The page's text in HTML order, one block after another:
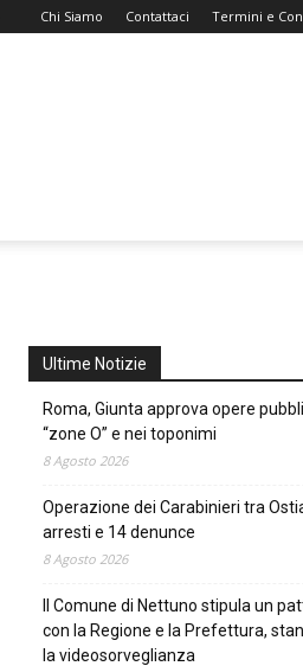
Chi Siamo Contattaci Termini e
Ultime Notizie
Roma, Giunta approva opere
“zone O” e nei toponimi
8 Agosto 2026
Operazione dei Carabinieri tra
arresti e 14 denunce
8 Agosto 2026
Il Comune di Nettuno stipula un
con la Regione e la Prefettura,
la videosorveglianza